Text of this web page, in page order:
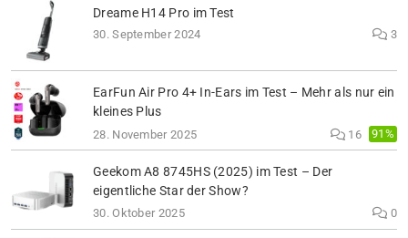
Dreame H14 Pro im Test
30. September 2024 3
EarFun Air Pro 4+ In-Ears im Test – Mehr als nur ein
kleines Plus
28. November 2025 16 91%
Geekom A8 8745HS (2025) im Test – Der
eigentliche Star der Show?
30. Oktober 2025 0